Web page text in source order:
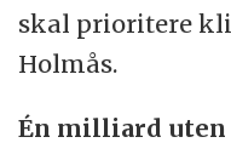
skal prioritere
Holmås.
Én milliard